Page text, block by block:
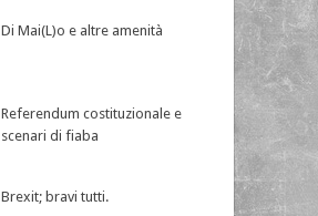
Di Mai(L)o e altre amenità
Referendum costituzionale e
scenari di fiaba
Brexit; bravi tutti.